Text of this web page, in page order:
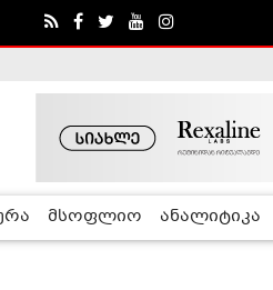
მსოფლიო ანალიტიკა